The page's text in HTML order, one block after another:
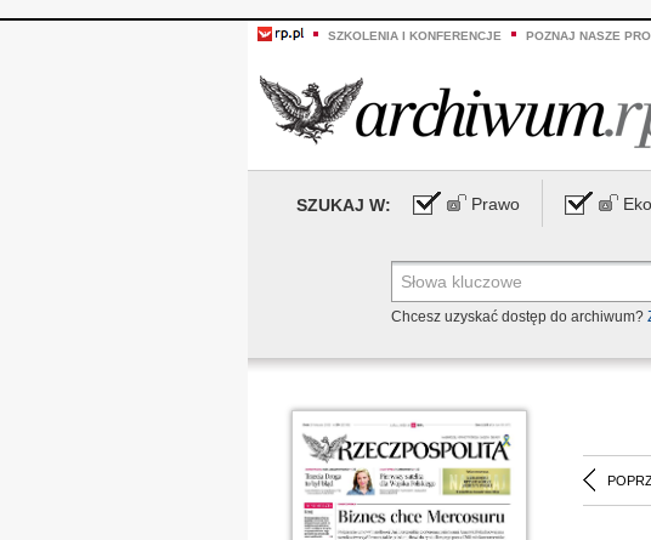
SZKOLENIA I KONFERENCJE POZNAJ NASZE
SZUKAJ W: Prawo
Chcesz uzyskać dostęp do archiwum?